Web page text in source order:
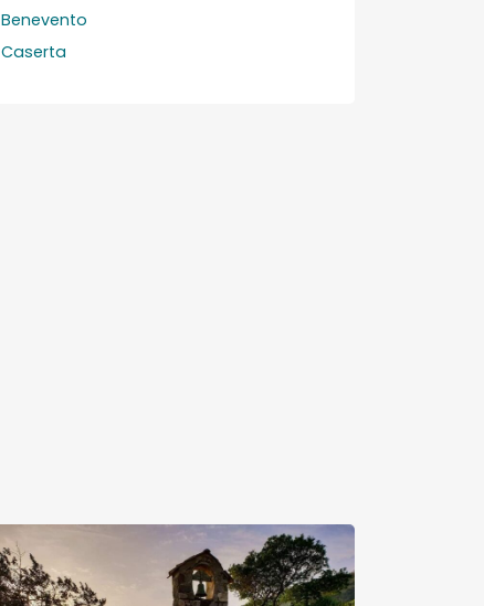
Benevento
Caserta